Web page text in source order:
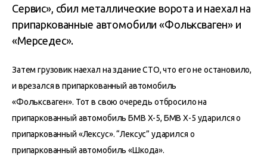
Сервис», сбил металлические ворота и наехал на
припаркованные автомобили «Фольксваген» и
«Мерседес».
Затем грузовик наехал на здание СТО, что его не остановило,
и врезался в припаркованный автомобиль
«Фольксваген». Тот в свою очередь отбросило на
припаркованный автомобиль БМВ Х-5, БМВ Х-5 ударился о
припаркованный «Лексус». “Лексус” ударился о
припаркованный автомобиль «Шкода».